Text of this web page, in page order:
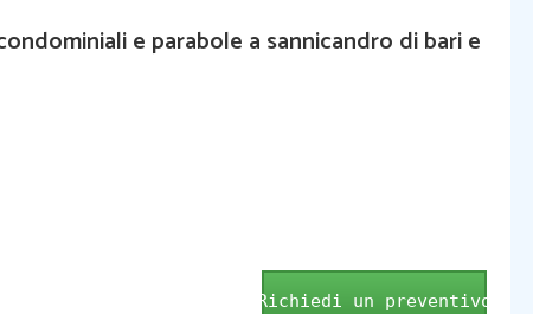
e parabole a sannicandro di bari e
Richiedi un preventivo